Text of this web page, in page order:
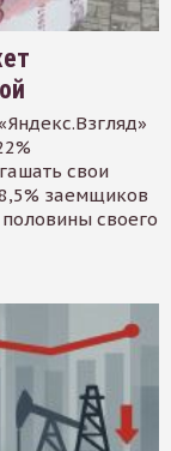
свои
заемщиков
своего